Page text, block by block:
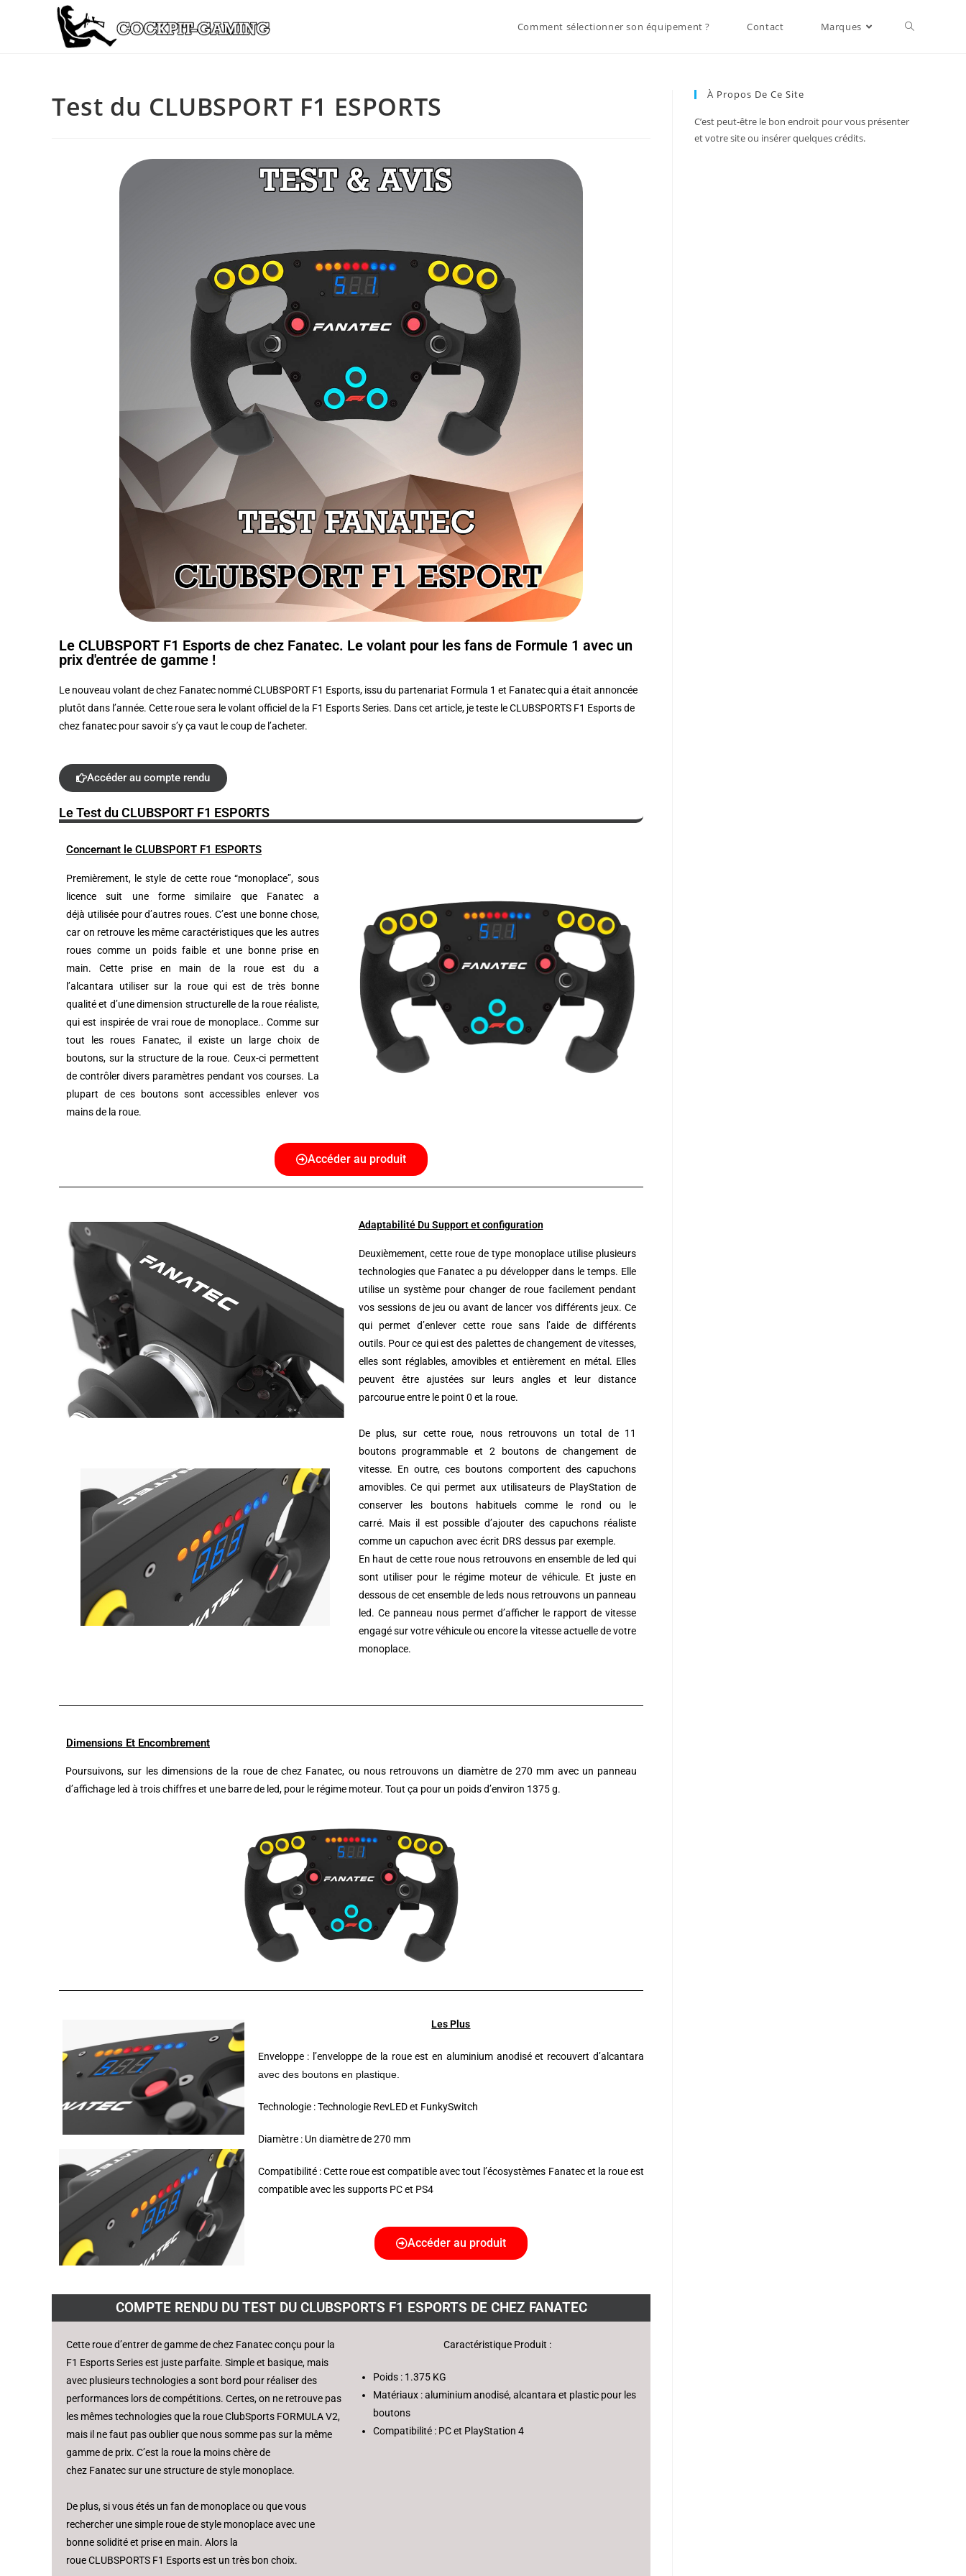
Comment sélectionner son équipement ? Contact Marques
Test du CLUBSPORT F1 ESPORTS
Le CLUBSPORT F1 Esports de chez Fanatec. Le volant pour les fans de Formule 1 avec un
prix d'entrée de gamme !
Le nouveau volant de chez Fanatec nomméCLUBSPORT F1 Esports, issu du partenariat Formula 1 et Fanatecqui a était annoncée
plutôt dans l’année. Cette roue sera le volant officiel de la F1 EsportsSeries. Dans cet article, je teste le CLUBSPORTS F1 Esportsde
chez fanatec pour savoir s’y ça vaut le coup de l’acheter.
Accéder au compte rendu
Le Test du CLUBSPORT F1 ESPORTS
Concernant le CLUBSPORT F1 ESPORTS
Premièrement, le style de cette roue “monoplace”, sous
licence suit une forme similaire que Fanatec a
déjà utilisée pour d’autres roues. C’est une bonne chose,
car on retrouve les même caractéristiques que les autres
roues comme un poids faible et une bonne prise en
main. Cette prise en main de la roue est du a
l’alcantara utiliser sur la roue qui est de très bonne
qualité et d’une dimension structurelle de la roue réaliste,
qui est inspirée de vrai roue de monoplace.. Comme sur
tout les roues Fanatec, il existe un large choix de
boutons, sur la structure de la roue. Ceux-ci permettent
de contrôler divers paramètres pendant vos courses. La
plupart de ces boutons sont accessibles enlever vos
mains de la roue.
Accéder au produit
Adaptabilité Du Support et configuration
Deuxièmement, cette roue de type monoplace utilise plusieurs
technologies que Fanateca pu développer dans le temps. Elle
utilise un système pour changer de roue facilement pendant
vos sessions de jeu ou avant de lancer vos différents jeux. Ce
qui permet d’enlever cette roue sans l’aide de différents
outils. Pour ce qui est des palettes de changement de vitesses,
elles sont réglables, amovibles et entièrement en métal. Elles
peuvent être ajustées sur leurs angles et leur distance
parcourue entre le point 0 et la roue.
De plus, sur cette roue, nous retrouvons un total de 11
boutons programmable et 2 boutons de changement de
vitesse. En outre, ces boutons comportent des capuchons
amovibles. Ce qui permet aux utilisateurs de PlayStation de
conserver les boutons habituels comme le rond ou le
carré. Mais il est possible d’ajouter des capuchons réaliste
comme un capuchon avec écrit DRS dessus par exemple.
En haut de cette roue nous retrouvons en ensemble de led qui
sont utiliser pour le régime moteur de véhicule. Et juste en
dessous de cet ensemble de leds nous retrouvons un panneau
led. Ce panneau nous permet d’afficher le rapport de vitesse
engagé sur votre véhicule ou encore la vitesse actuelle de votre
monoplace.
Dimensions Et Encombrement
Poursuivons, sur les dimensions de la roue de chez Fanatec, ou nous retrouvons un diamètre de 270 mm avec un panneau
d’affichage led à trois chiffres et une barre de led, pour le régime moteur. Tout ça pour un poids d’environ 1375 g.
Les Plus
Enveloppe : l’enveloppe de la roue est en aluminium anodisé et recouvert d’alcantara
avec des boutons en plastique.
Technologie : Technologie RevLED et FunkySwitch
Diamètre : Un diamètre de 270 mm
Compatibilité : Cette roue est compatible avec tout l’écosystèmes Fanatec et la roue est
compatible avec les supports PC et PS4
Accéder au produit
COMPTE RENDU DU TEST DU CLUBSPORTS F1 ESPORTS DE CHEZ FANATEC
Cette roue d’entrer de gamme de chez Fanatecconçu pour la
F1 EsportsSeriesest juste parfaite. Simple et basique, mais
avec plusieurs technologies a sont bord pour réaliser des
performances lors de compétitions. Certes, on ne retrouve pas
les mêmes technologies que la roueClubSports FORMULAV2,
mais il ne faut pas oublier que nous somme pas sur la même
gamme de prix. C’est la roue la moins chère de
chez Fanatecsur une structure de style monoplace.
De plus, si vous étés un fan de monoplace ou que vous
rechercher une simple roue de style monoplace avec une
bonne solidité et prise en main. Alors la
roueCLUBSPORTS F1 Esportsest un très bon choix.
Caractéristique Produit :
Poids : 1.375 KG
Matériaux : aluminium anodisé, alcantara et plastic pour les
boutons
Compatibilité : PC et PlayStation 4
À Propos De Ce Site
C’est peut-être le bon endroit pour vous présenter
et votre site ou insérer quelques crédits.